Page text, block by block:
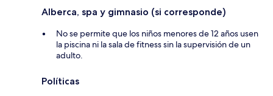
Alberca, spa y gimnasio (si corresponde)
No se permite que los niños menores de 12 años usen
la piscina ni la sala de fitness sin la supervisión de un
adulto.
Políticas